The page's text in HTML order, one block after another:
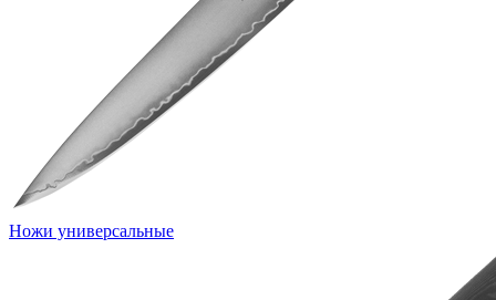
Ножи универсальные